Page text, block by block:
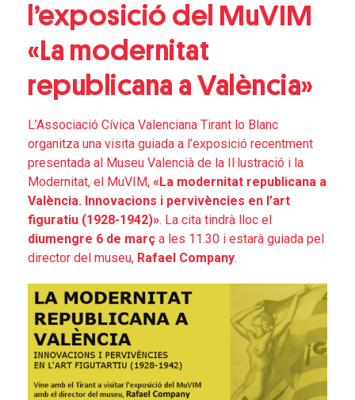
l’exposició del MuVIM
«La modernitat
republicana a València»
L’Associació Cívica Valenciana Tirant lo Blanc
organitza una visita guiada a l’exposició recentment
presentada al Museu Valencià de la Il·lustració i la
Modernitat, el MuVIM, «La modernitat republicana a
València. Innovacions i pervivències en l’art
figuratiu (1928-1942)». La cita tindrà lloc el
diumengre 6 de març a les 11.30 i estarà guiada pel
director del museu, Rafael Company.